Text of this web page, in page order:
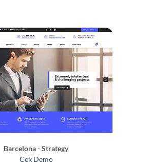
Barcelona - Strategy
Cek Demo